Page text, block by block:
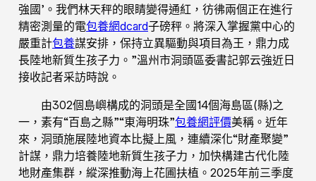
強國’。我們林天秤的眼睛變得通紅，彷彿兩個正在進行
精密測量的電包養網dcard子磅秤。將深入掌握黨中心的
嚴重計包養謀安排，保持立異驅動與項目為王，鼎力成
長陸地新質生孩子力。”溫州市洞頭區委書記郭云強近日
接收記者采訪時說。
由302個島嶼構成的洞頭是全國14個海島區(縣)之
一，素有“百島之縣”“東海明珠”包養網評價美稱。近年
來，洞頭施展陸地資本比擬上風，連續深化“財產聚變”
計謀，鼎力培養陸地新質生孩子力，加快構建古代化陸
地財產集群，縱深推動海上花圃扶植。2025年前三季度